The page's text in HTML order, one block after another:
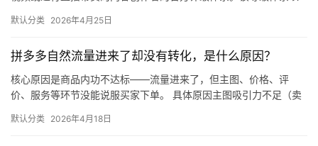
同等级…
默认分类 2026年4月25日
拼多多自然流量进来了却没有转化，是什么原因？
核心原因是商品内功不达标——流量进来了，但主图、价格、评
价、服务等环节没能说服买家下单。 具体原因主图吸引力不足（卖
评少、…
默认分类 2026年4月18日